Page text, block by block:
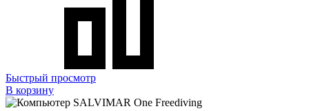
Быстрый просмотр
В корзину